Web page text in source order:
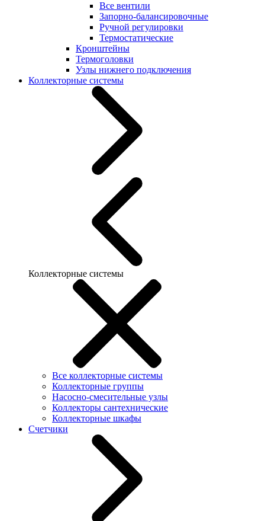
Все вентили
Запорно-балансировочные
Ручной регулировки
Термостатические
Кронштейны
Термоголовки
Узлы нижнего подключения
Коллекторные системы
Коллекторные системы
Все коллекторные системы
Коллекторные группы
Насосно-смесительные узлы
Коллекторы сантехнические
Коллекторные шкафы
Счетчики